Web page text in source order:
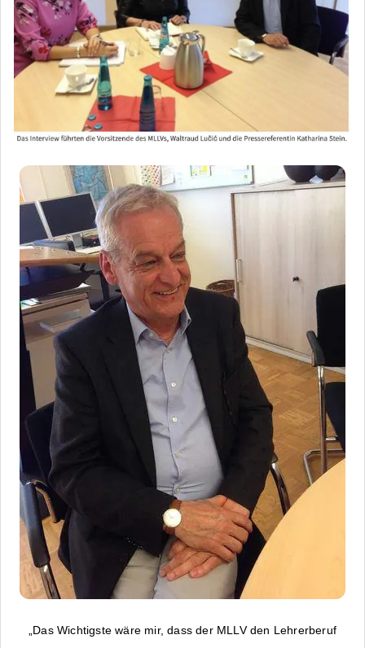
„Das Wichtigste wäre mir, dass der MLLV den Lehrerberuf